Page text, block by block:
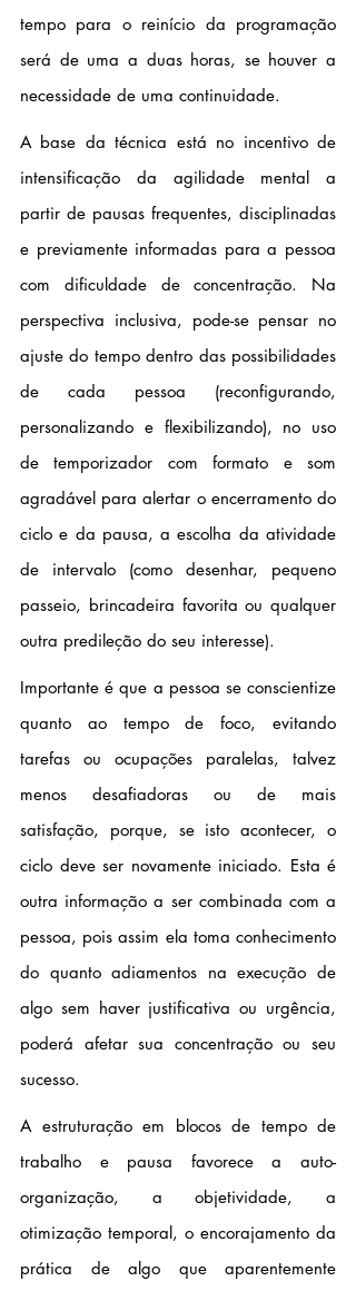
tempo para o reinício da programação
será de uma a duas horas, se houver a
necessidade de uma continuidade.
A base da técnica está no incentivo de
intensificação da agilidade mental a
partir de pausas frequentes, disciplinadas
e previamente informadas para a pessoa
com dificuldade de concentração. Na
perspectiva inclusiva, pode-se pensar no
ajuste do tempo dentro das possibilidades
de cada pessoa (reconfigurando,
personalizando e flexibilizando), no uso
de temporizador com formato e som
agradável para alertar o encerramento do
ciclo e da pausa, a escolha da atividade
de intervalo (como desenhar, pequeno
passeio, brincadeira favorita ou qualquer
outra predileção do seu interesse).
Importante é que a pessoa se conscientize
quanto ao tempo de foco, evitando
tarefas ou ocupações paralelas, talvez
menos desafiadoras ou de mais
satisfação, porque, se isto acontecer, o
ciclo deve ser novamente iniciado. Esta é
outra informação a ser combinada com a
pessoa, pois assim ela toma conhecimento
do quanto adiamentos na execução de
algo sem haver justificativa ou urgência,
poderá afetar sua concentração ou seu
sucesso.
A estruturação em blocos de tempo de
trabalho e pausa favorece a auto-
organização, a objetividade, a
otimização temporal, o encorajamento da
prática de algo que aparentemente